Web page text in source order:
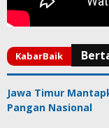
Jawa Timur
Pangan Nasional